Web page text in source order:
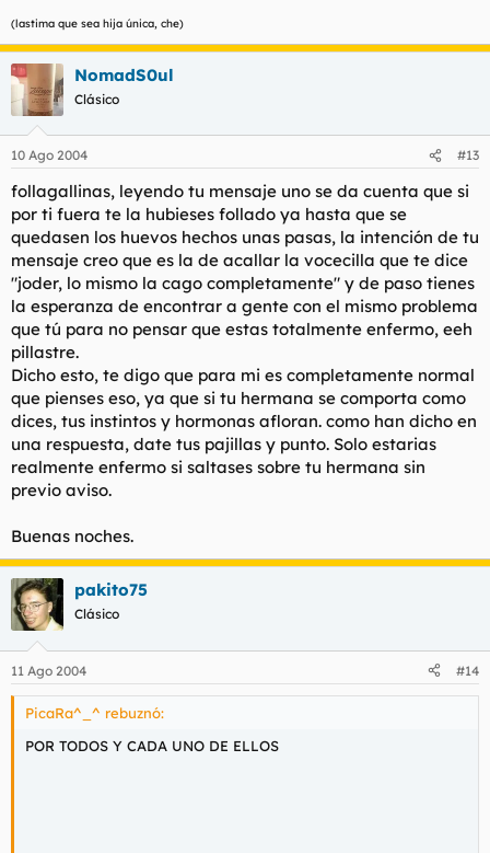
(lastima que sea hija única, che)
NomadS0ul
Clásico
10 Ago 2004 #13
follagallinas, leyendo tu mensaje uno se da cuenta que si
por ti fuera te la hubieses follado ya hasta que se
quedasen los huevos hechos unas pasas, la intención de tu
mensaje creo que es la de acallar la vocecilla que te dice
"joder, lo mismo la cago completamente" y de paso tienes
la esperanza de encontrar a gente con el mismo problema
que tú para no pensar que estas totalmente enfermo, eeh
pillastre.
Dicho esto, te digo que para mi es completamente normal
que pienses eso, ya que si tu hermana se comporta como
dices, tus instintos y hormonas afloran. como han dicho en
una respuesta, date tus pajillas y punto. Solo estarias
realmente enfermo si saltases sobre tu hermana sin
previo aviso.
Buenas noches.
pakito75
Clásico
11 Ago 2004 #14
PicaRa^_^ rebuznó:
POR TODOS Y CADA UNO DE ELLOS